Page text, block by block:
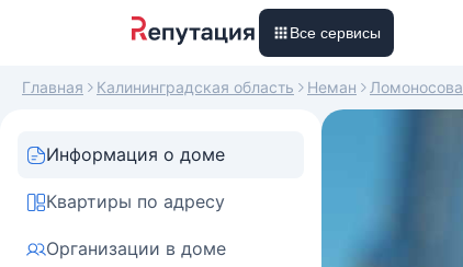
Все сервисы
Главная Калининградская область Неман Ломоносова
Информация о доме
Квартиры по адресу
Организации в доме